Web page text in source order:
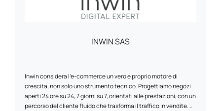
(B2B/B2C) e applicazioni aziendali, basate su tecnologie open
source. Il nostro obiettivo è quello di offrire soluzioni ad alte
INWIN SAS
Inwin considera l'e-commerce un vero e proprio motore di
crescita, non solo uno strumento tecnico. Progettiamo negozi
aperti 24 ore su 24, 7 giorni su 7, orientati alle prestazioni, con un
percorso del cliente fluido che trasforma il traffico in vendite.